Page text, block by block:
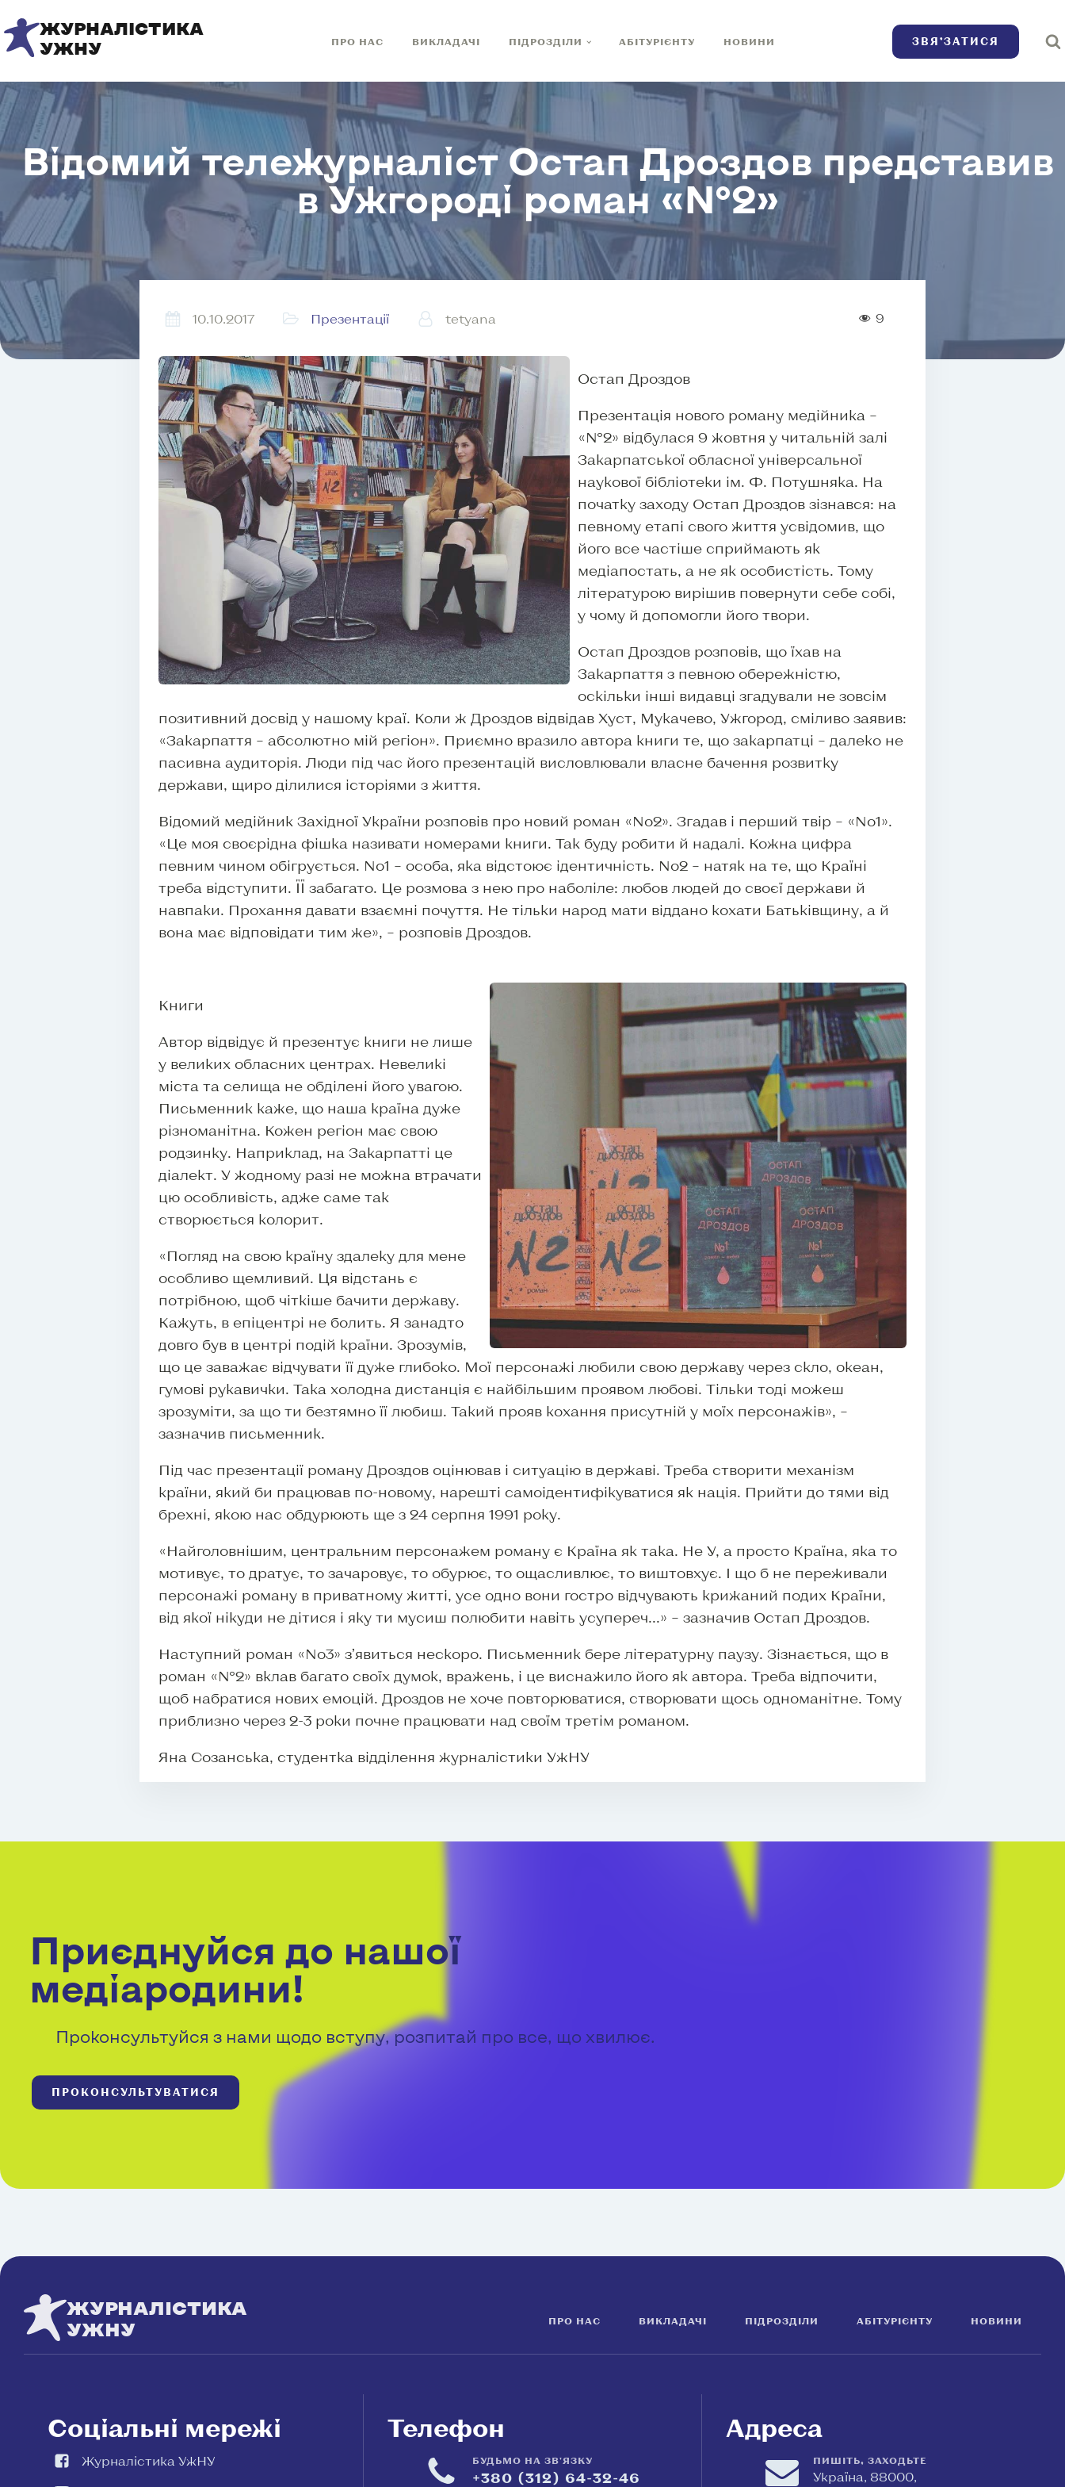
ЖУРНАЛІСТИКА
УЖНУ
ПРО НАС ВИКЛАДАЧІ ПІДРОЗДІЛИ АБІТУРІЄНТУ НОВИНИ ЗВЯ’ЗАТИСЯ
Відомий тележурналіст Остап Дроздов представив
в Ужгороді роман «№2»
10.10.2017 Презентації tetyana 9
Остап Дроздов
Презентація нового роману медійника –
«№2» відбулася 9 жовтня у читальній залі
Закарпатської обласної універсальної
наукової бібліотеки ім. Ф. Потушняка. На
початку заходу Остап Дроздов зізнався: на
певному етапі свого життя усвідомив, що
його все частіше сприймають як
медіапостать, а не як особистість. Тому
літературою вирішив повернути себе собі,
у чому й допомогли його твори.
Остап Дроздов розповів, що їхав на
Закарпаття з певною обережністю,
оскільки інші видавці згадували не зовсім
позитивний досвід у нашому краї. Коли ж Дроздов відвідав Хуст, Мукачево, Ужгород, сміливо заявив:
«Закарпаття – абсолютно мій регіон». Приємно вразило автора книги те, що закарпатці – далеко не
пасивна аудиторія. Люди під час його презентацій висловлювали власне бачення розвитку
держави, щиро ділилися історіями з життя.
Відомий медійник Західної України розповів про новий роман «No2». Згадав і перший твір – «No1».
«Це моя своєрідна фішка називати номерами книги. Так буду робити й надалі. Кожна цифра
певним чином обігрується. No1 – особа, яка відстоює ідентичність. No2 – натяк на те, що Країні
треба відступити. ЇЇ забагато. Це розмова з нею про наболіле: любов людей до своєї держави й
навпаки. Прохання давати взаємні почуття. Не тільки народ мати віддано кохати Батьківщину, а й
вона має відповідати тим же», – розповів Дроздов.
Книги
Автор відвідує й презентує книги не лише
у великих обласних центрах. Невеликі
міста та селища не обділені його увагою.
Письменник каже, що наша країна дуже
різноманітна. Кожен регіон має свою
родзинку. Наприклад, на Закарпатті це
діалект. У жодному разі не можна втрачати
цю особливість, адже саме так
створюється колорит.
«Погляд на свою країну здалеку для мене
особливо щемливий. Ця відстань є
потрібною, щоб чіткіше бачити державу.
Кажуть, в епіцентрі не болить. Я занадто
довго був в центрі подій країни. Зрозумів,
що це заважає відчувати її дуже глибоко. Мої персонажі любили свою державу через скло, океан,
гумові рукавички. Така холодна дистанція є найбільшим проявом любові. Тільки тоді можеш
зрозуміти, за що ти безтямно її любиш. Такий прояв кохання присутній у моїх персонажів», –
зазначив письменник.
Під час презентації роману Дроздов оцінював і ситуацію в державі. Треба створити механізм
країни, який би працював по-новому, нарешті самоідентифікуватися як нація. Прийти до тями від
брехні, якою нас обдурюють ще з 24 серпня 1991 року.
«Найголовнішим, центральним персонажем роману є Країна як така. Не У, а просто Країна, яка то
мотивує, то дратує, то зачаровує, то обурює, то ощасливлює, то виштовхує. І що б не переживали
персонажі роману в приватному житті, усе одно вони гостро відчувають крижаний подих Країни,
від якої нікуди не дітися і яку ти мусиш полюбити навіть усупереч...» – зазначив Остап Дроздов.
Наступний роман «No3» з’явиться нескоро. Письменник бере літературну паузу. Зізнається, що в
роман «№2» вклав багато своїх думок, вражень, і це виснажило його як автора. Треба відпочити,
щоб набратися нових емоцій. Дроздов не хоче повторюватися, створювати щось одноманітне. Тому
приблизно через 2-3 роки почне працювати над своїм третім романом.
Яна Созанська, студентка відділення журналістики УжНУ
Приєднуйся до нашої
медіародини!
Проконсультуйся з нами щодо вступу, розпитай про все, що хвилює.
ПРОКОНСУЛЬТУВАТИСЯ
ЖУРНАЛІСТИКА
УЖНУ
ПРО НАС ВИКЛАДАЧІ ПІДРОЗДІЛИ АБІТУРІЄНТУ НОВИНИ
Соціальні мережі
Журналістика УжНУ
Телефон
БУДЬМО НА ЗВ'ЯЗКУ
+380 (312) 64-32-46
Адреса
ПИШІТЬ, ЗАХОДЬТЕ
Україна, 88000,